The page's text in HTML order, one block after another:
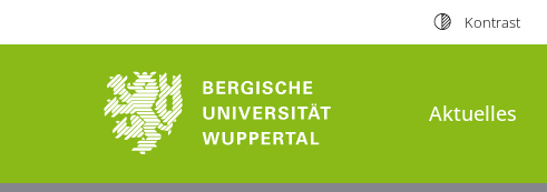
Kontrast
Aktuelles